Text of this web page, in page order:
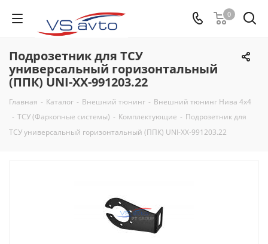
0
Подрозетник для ТСУ
универсальный горизонтальный
(ППК) UNI-XX-991203.22
Главная - Каталог - Внешний тюнинг - Внешний тюнинг Нива 4х4
- ТСУ (Фаркопные системы) - Комплектующие - Подрозетник для
ТСУ универсальный горизонтальный (ППК) UNI-XX-991203.22